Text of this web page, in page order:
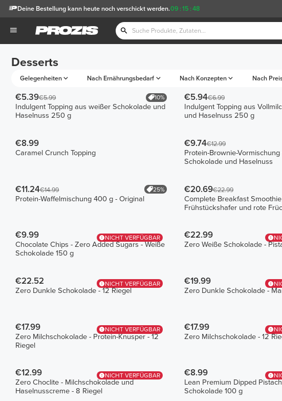
09 :15 :48
Deine Bestellung kann heute noch verschickt werden.
Desserts
Gelegenheiten Nach Ernährungsbedarf Nach Konzepten Nach
€5.39€5.99 10%
Indulgent Topping aus weißer Schokolade und
Haselnuss 250 g
€5.94€6.99
Indulgent Topping aus
und Haselnuss 250 g
€8.99
Caramel Crunch Topping
€9.74€12.99
Protein-Brownie-
Schokolade und Haselnuss
€11.24€14.99 25%
Protein-Waffelmischung 400 g - Original
€20.69€22.99
Complete Breakfast
Frühstückshafer und rote
NICHT VERFÜGBAR
€9.99
Chocolate Chips - Zero Added Sugars - Weiße
Schokolade 150 g
€22.99
Zero Weiße Schokolade -
NICHT VERFÜGBAR
€22.52
Zero Dunkle Schokolade - 12 Riegel
€19.99
Zero Dunkle Schokolade -
NICHT VERFÜGBAR
€17.99
Zero Milchschokolade - Protein-Knusper - 12
Riegel
€17.99
Zero Milchschokolade - 12
NICHT VERFÜGBAR
€12.99
Zero Choclite - Milchschokolade und
Haselnusscreme - 8 Riegel
€8.99
Lean Premium Dipped
Schokolade 100 g